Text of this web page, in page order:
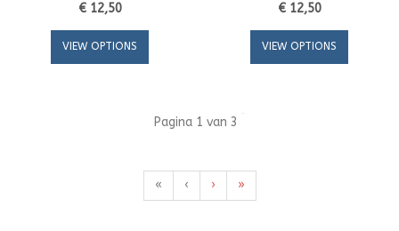
€ 12,50
VIEW OPTIONS
€ 12,50
VIEW OPTIONS
Pagina 1 van 3
« ‹ › »